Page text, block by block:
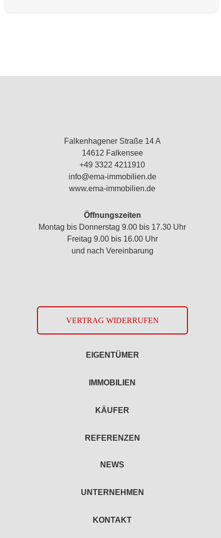
Falkenhagener Straße 14 A
14612 Falkensee
+49 3322 4211910
info@ema-immobilien.de
www.ema-immobilien.de
Öffnungszeiten
Montag bis Donnerstag 9.00 bis 17.30 Uhr
Freitag 9.00 bis 16.00 Uhr
und nach Vereinbarung
VERTRAG WIDERRUFEN
EIGENTÜMER
IMMOBILIEN
KÄUFER
REFERENZEN
NEWS
UNTERNEHMEN
KONTAKT